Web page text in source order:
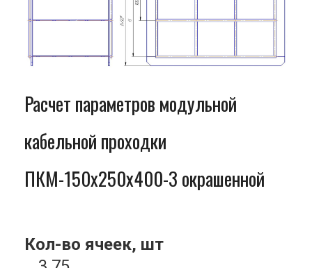
Расчет параметров модульной
кабельной проходки
ПКМ-150x250x400-3 окрашенной
Кол-во ячеек, шт